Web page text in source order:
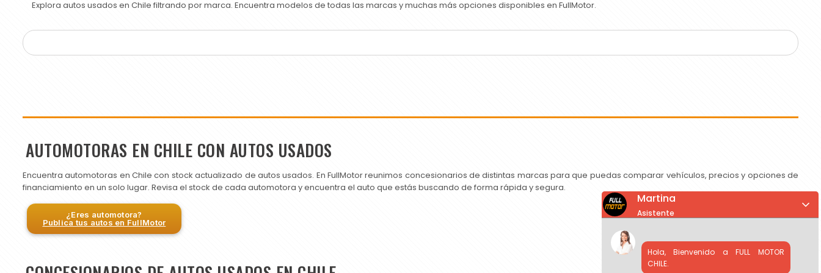
Explora autos usados en Chile filtrando por marca. Encuentra modelos de todas las marcas y muchas más opciones disponibles en FullMotor.
AUTOMOTORAS EN CHILE CON AUTOS USADOS
Encuentra automotoras en Chile con stock actualizado de autos usados. En FullMotor reunimos concesionarios de distintas marcas para que puedas comparar vehículos, precios y opciones de
financiamiento en un solo lugar. Revisa el stock de cada automotora y encuentra el auto que estás buscando de forma rápida y segura.
¿Eres automotora?
Publica tus autos en FullMotor
Martina
Asistente
Hola, Bienvenido a FULL MOTOR
CHILE.